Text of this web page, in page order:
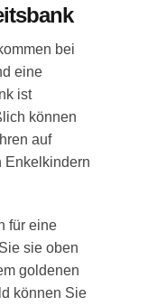
bei
eine
ist
können
auf
Enkelkindern
für eine
sie oben
goldenen
können Sie